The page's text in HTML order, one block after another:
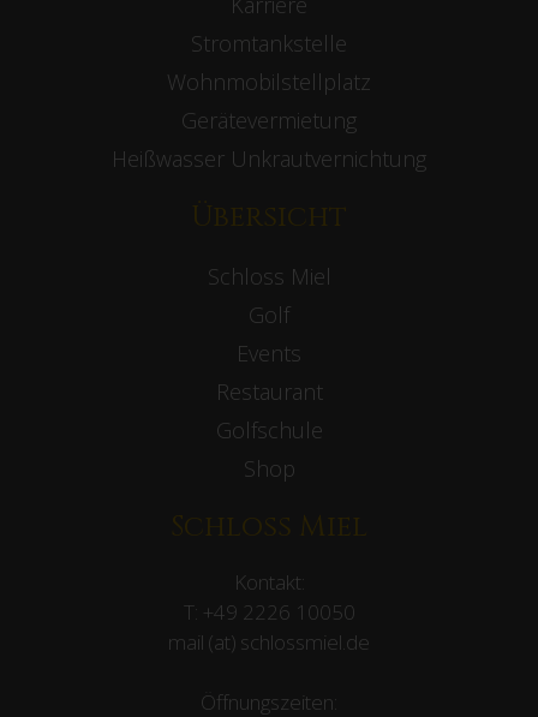
Stromtankstelle
Wohnmobilstellplatz
Gerätevermietung
Heißwasser Unkrautvernichtung
Übersicht
Schloss Miel
Golf
Events
Restaurant
Golfschule
Shop
Schloss Miel
Kontakt:
T: +49 2226 10050
mail (at) schlossmiel.de
Öffnungszeiten: